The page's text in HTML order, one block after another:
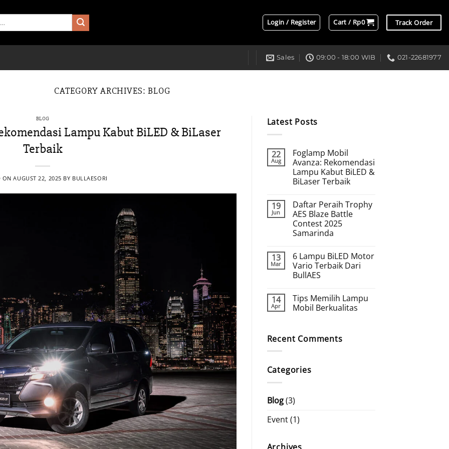
Login / Register Cart / Rp0 Track Order
Sales 09:00 - 18:00 WIB 021-22681977
CATEGORY ARCHIVES: BLOG
BLOG
Lampu Kabut BiLED & BiLaser
Terbaik
ONAUGUST 22, 2025 BY BULLAESORI
Latest Posts
22
Aug
Foglamp Mobil
Avanza: Rekomendasi
Lampu Kabut BiLED &
BiLaser Terbaik
19
Jun
Daftar Peraih Trophy
AES Blaze Battle
Contest 2025
Samarinda
13
Mar
6 Lampu BiLED Motor
Vario Terbaik Dari
BullAES
14
Apr
Tips Memilih Lampu
Mobil Berkualitas
Recent Comments
Categories
Blog(3)
Event(1)